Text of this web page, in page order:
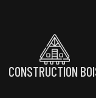
CONSTRUCTION